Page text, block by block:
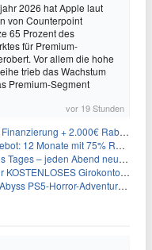
2026 hat Apple laut
von Counterpoint
65 Prozent des
für Premium-
Vor allem die hohe
trieb das Wachstum
Premium-Segment
vor 19 Stunden
+ 2.000€ Rabatt für 38.970€
mit 75% Rabatt ab 6,25€/Monat
Abend neue Deals zum Stöbern
bei der Santander – 50€ schon nach 1 Woche!
Horror-Adventure für 27,99€